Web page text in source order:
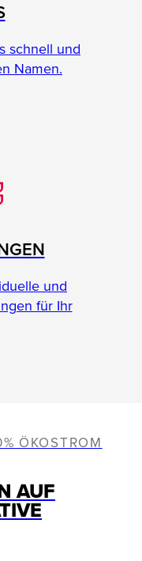
schnell und
Namen.
und
für Ihr
ÖKOSTROM
AUF